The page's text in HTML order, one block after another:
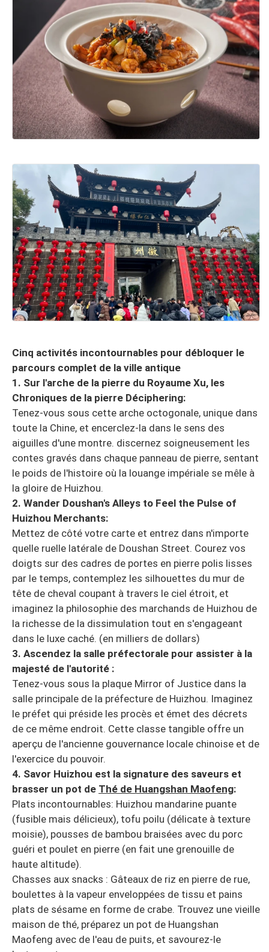
Cinq activités incontournables pour débloquer le
parcours complet de la ville antique
1. Sur l'arche de la pierre du Royaume Xu, les
Chroniques de la pierre Déciphering:
Tenez-vous sous cette arche octogonale, unique dans
toute la Chine, et encerclez-la dans le sens des
aiguilles d'une montre. discernez soigneusement les
contes gravés dans chaque panneau de pierre, sentant
le poids de l'histoire où la louange impériale se mêle à
la gloire de Huizhou.
2. Wander Doushan's Alleys to Feel the Pulse of
Huizhou Merchants:
Mettez de côté votre carte et entrez dans n'importe
quelle ruelle latérale de Doushan Street. Courez vos
doigts sur des cadres de portes en pierre polis lisses
par le temps, contemplez les silhouettes du mur de
tête de cheval coupant à travers le ciel étroit, et
imaginez la philosophie des marchands de Huizhou de
la richesse de la dissimulation tout en s'engageant
dans le luxe caché. (en milliers de dollars)
3. Ascendez la salle préfectorale pour assister à la
majesté de l'autorité :
Tenez-vous sous la plaque Mirror of Justice dans la
salle principale de la préfecture de Huizhou. Imaginez
le préfet qui préside les procès et émet des décrets
de ce même endroit. Cette classe tangible offre un
aperçu de l'ancienne gouvernance locale chinoise et de
l'exercice du pouvoir.
4. Savor Huizhou est la signature des saveurs et
brasser un pot de Thé de Huangshan Maofeng:
Plats incontournables: Huizhou mandarine puante
(fusible mais délicieux), tofu poilu (délicate à texture
moisie), pousses de bambou braisées avec du porc
guéri et poulet en pierre (en fait une grenouille de
haute altitude).
Chasses aux snacks : Gâteaux de riz en pierre de rue,
boulettes à la vapeur enveloppées de tissu et pains
plats de sésame en forme de crabe. Trouvez une vieille
maison de thé, préparez un pot de Huangshan
Maofeng avec de l'eau de puits, et savourez-le